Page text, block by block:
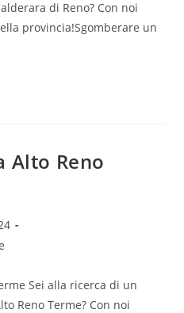
di Reno? Con noi
provincia!Sgomberare un
Alto Reno
Sei alla ricerca di un
Reno Terme? Con noi